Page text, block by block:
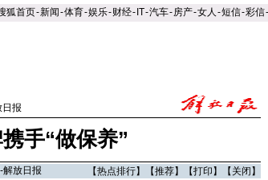
狐首页-新闻-体育-娱乐-财经- IT-汽车-房产-女人 -短信-彩信-
日报
手“做保养”
放日报 【热点排行】【推荐】【打印 】【 关闭 】